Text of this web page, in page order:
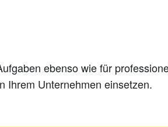
ebenso wie für
Ihrem Unternehmen einsetzen.